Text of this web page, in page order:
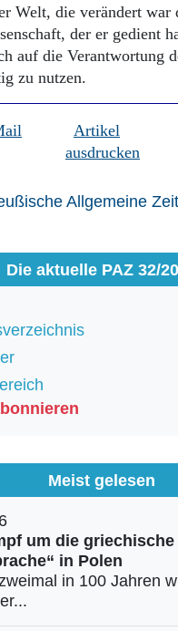
Welt, die verändert
der er gedient
auf die Verantwortung
zu nutzen.
Artikel
ausdrucken
Die aktuelle PAZ 32/
Meist gelesen
um die griechische
in Polen
in 100 Jahren